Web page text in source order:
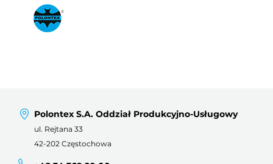
Polontex S.A. Oddział Produkcyjno-Usługowy
ul. Rejtana 33
42-202 Częstochowa